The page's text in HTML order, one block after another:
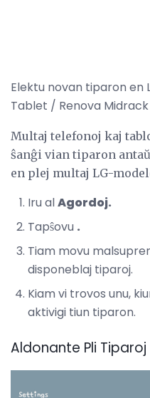
Elektu novan tiparon en
Tablet / Renova Midrack
Multaj telefonoj kaj
ŝanĝi vian tiparon
en plej multaj LG-
Iru alAgordoj.
Tapŝovu .
Tiam movu
disponeblaj tiparoj.
Kiam vi trovos unu,
aktivigi tiun tiparon.
Aldonante Pli Tiparoj